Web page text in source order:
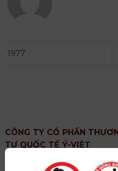
1977
CÔNG TY CỔ PHẦN
TƯ QUỐC TẾ Ý-VIỆT
: Khu 6, Xã Hoài